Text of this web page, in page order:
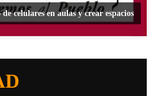
celulares en aulas y crear espacios